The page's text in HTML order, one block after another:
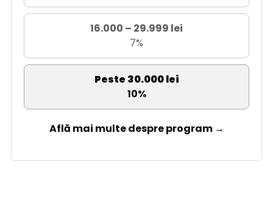
16.000 – 29.999 lei
7%
Peste 30.000 lei
10%
Află mai multe despre program →